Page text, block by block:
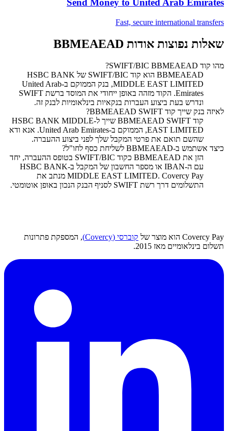
Send Money to United Arab Emirates
Fast, secure international transfers
שאלות נפוצות אודות BBMEAEAD
מהו קוד SWIFT/BIC BBMEAEAD?
‏BBMEAEAD הוא קוד SWIFT/BIC של HSBC BANK
MIDDLE EAST LIMITED, בנק הממוקם ב-United Arab
Emirates. הקוד מזהה באופן ייחודי את המוסד ברשת SWIFT
ונדרש בעת ביצוע העברות בנקאיות בינלאומיות לבנק זה.
לאיזה בנק שייך קוד SWIFT ‏BBMEAEAD?
קוד SWIFT ‏BBMEAEAD שייך ל-HSBC BANK MIDDLE
EAST LIMITED, הממוקם ב-United Arab Emirates. אנא ודא
שהשם תואם את פרטי המקבל שלך לפני ביצוע ההעברה.
כיצד אשתמש ב-BBMEAEAD לשליחת כסף לחו"ל?
הזן את BBMEAEAD כקוד SWIFT/BIC בטופס ההעברה, יחד
עם ה-IBAN או מספר החשבון של המקבל ב-HSBC BANK
MIDDLE EAST LIMITED. Covercy Pay מנתב את
התשלומים דרך רשת SWIFT לסניף הבנק הנכון באופן אוטומטי.
Covercy Pay הוא מוצר של קוברסי (Covercy)
, המספקת פתרונות
תשלום בינלאומיים מאז 2015.